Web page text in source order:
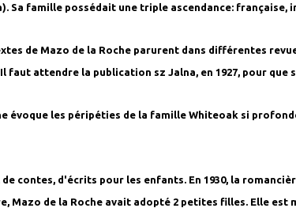
Sa famille possédait une triple ascendance: française,
de Mazo de la Roche parurent dans différentes
faut attendre la publication sz Jalna, en 1927, pour que
évoque les péripéties de la famille Whiteoak si
contes, d'écrits pour les enfants. En 1930, la
de la Roche avait adopté 2 petites filles. Elle est